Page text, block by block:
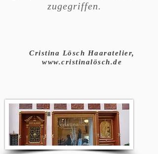
zugegriffen.
Cristina Lösch Haaratelier,
www.cristinalösch.de